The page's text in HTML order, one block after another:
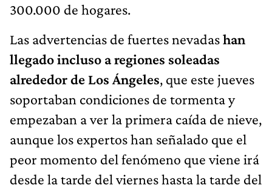
300.000 de hogares.
Las advertencias de fuertes nevadashan
llegado incluso a regiones soleadas
alrededor de Los Ángeles, que este jueves
soportaban condiciones de tormenta y
empezaban a ver la primera caída de nieve,
aunque los expertos han señalado que el
peor momento del fenómeno que viene irá
desde la tarde del viernes hasta la tarde del